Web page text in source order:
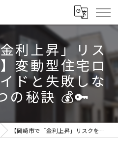
利上昇」リス
変動型住宅ロ
ドと失敗しな
の秘訣 💰🔑
【岡崎市で「金利上昇」リスクを最小化！】変動型住宅ローン選び方ガイドと失敗しないための3つの秘訣 💰🔑